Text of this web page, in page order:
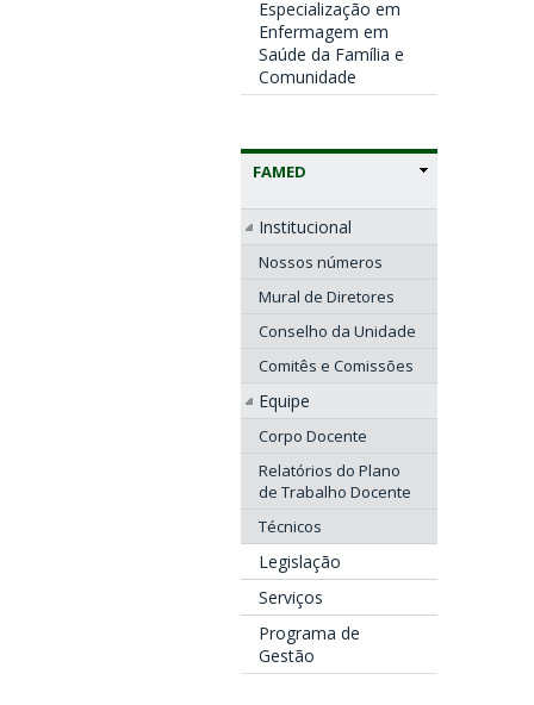
Especialização em
Enfermagem em
Saúde da Família e
Comunidade
FAMED
Institucional
Nossos números
Mural de Diretores
Conselho da Unidade
Comitês e Comissões
Equipe
Corpo Docente
Relatórios do Plano
de Trabalho Docente
Técnicos
Legislação
Serviços
Programa de
Gestão